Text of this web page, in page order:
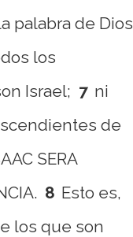
palabra de Dios
los
Israel; 7 ni
de
SERA
8 Esto es,
los que son